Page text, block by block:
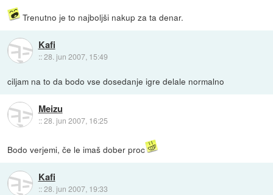
Trenutno je to najboljši nakup za ta denar.
Kafi
::28. jun 2007, 15:49
ciljam na to da bodo vse dosedanje igre delale normalno
Meizu
::28. jun 2007, 16:25
Bodo verjemi, če le imaš dober proc
Kafi
::28. jun 2007, 19:33